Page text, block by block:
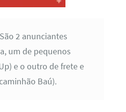
São 2 anunciantes
um de pequenos
e o outro de frete e
Baú).